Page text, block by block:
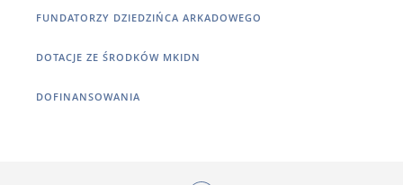
FUNDATORZY DZIEDZIŃCA ARKADOWEGO
DOTACJE ZE ŚRODKÓW MKIDN
DOFINANSOWANIA